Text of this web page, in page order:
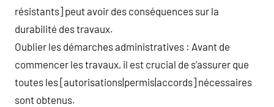
résistants] peut avoir des conséquences sur la
durabilité des travaux.
Oublier les démarches administratives : Avant de
commencer les travaux, il est crucial de s’assurer que
toutes les [autorisations|permis|accords] nécessaires
sont obtenus.